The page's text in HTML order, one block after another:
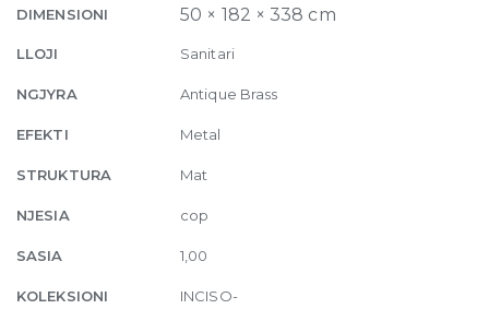
Mixer
pop-
up
713
Antique
quantity
DIMENSIONI 50 × 182 × 338 cm
LLOJI Sanitari
NGJYRA Antique Brass
EFEKTI Metal
STRUKTURA Mat
NJESIA cop
SASIA 1,00
KOLEKSIONI INCISO-